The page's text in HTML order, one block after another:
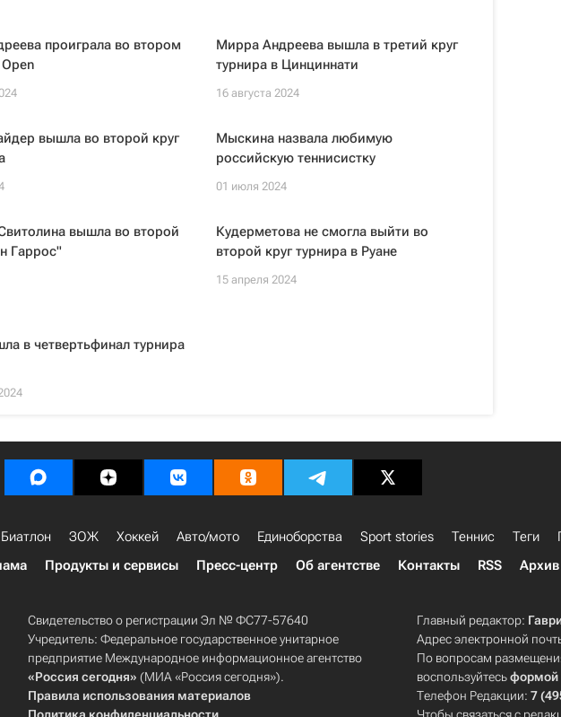
проиграла во втором
Мирра Андреева вышла в третий круг
турнира в Цинциннати
16 августа 2024
вышла во второй круг
Мыскина назвала любимую
российскую теннисистку
01 июля 2024
вышла во второй
Гаррос"
Кудерметова не смогла выйти во
второй круг турнира в Руане
15 апреля 2024
в четвертьфинал турнира
Биатлон ЗОЖ Хоккей Авто/мото Единоборства Sport stories Теннис Теги
Продукты и сервисы Пресс-центр Об агентстве Контакты RSS Архив
Свидетельство о регистрации Эл № ФС77-57640
Учредитель: Федеральное государственное унитарное
предприятие Международное информационное агентство
«Россия сегодня» (МИА «Россия сегодня»).
Правила использования материалов
Главный редактор:
Адрес электронной
По вопросам
воспользуйтесьформой
Телефон Редакции:7